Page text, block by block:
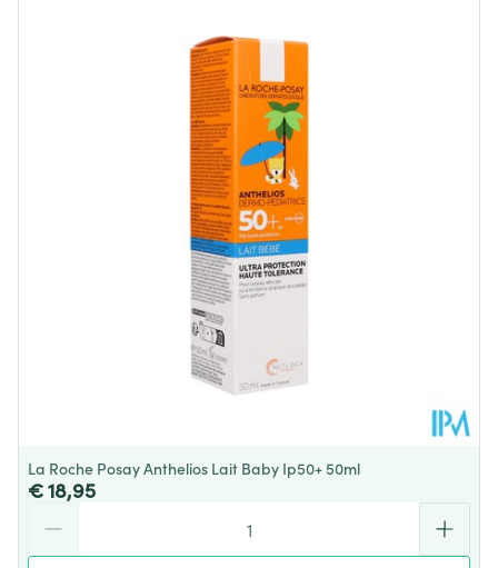
150 mm
37 mm
Kamertemperatuur (15°C - 25°C)
La Roche Posay Anthelios Lait Baby Ip50+ 50ml
€ 18,95